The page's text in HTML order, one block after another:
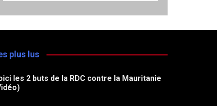
plus lus
les 2 buts de la RDC contre la Mauritanie